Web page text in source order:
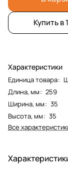
Купить в
Характеристики
Единица товара:
Длина, мм: 259
Ширина, мм: 35
Высота, мм: 35
Все